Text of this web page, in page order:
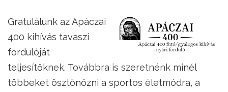
Gratulálunk az Apáczai
400 kihívás tavaszi
fordulóját
teljesítőknek. Továbbra is szeretnénk minél
többeket ösztönözni a sportos életmódra, a